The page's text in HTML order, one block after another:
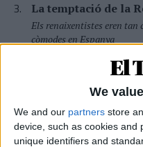
We
We and our partners store
device, such as cookies and
unique identifiers and
La temptació de la
Els renaixentistes eren tan
còmodes en Espanya
Blanca Garcia-Oliver
Substitució nacional
Quan la memòria
país
Per Raül Garay